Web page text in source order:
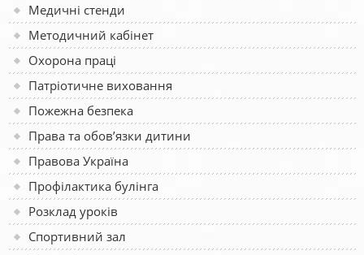
Медичні стенди
Методичний кабінет
Охорона праці
Патріотичне виховання
Пожежна безпека
Права та обов’язки дитини
Правова Україна
Профілактика булінга
Розклад уроків
Спортивний зал